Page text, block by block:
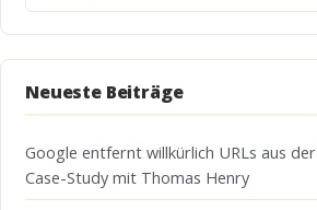
Neueste Beiträge
Google entfernt willkürlich URLs aus
Case-Study mit Thomas Henry